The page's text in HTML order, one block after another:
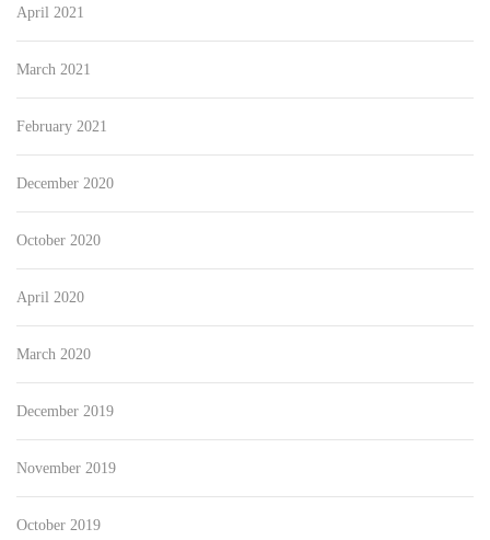
April 2021
March 2021
February 2021
December 2020
October 2020
April 2020
March 2020
December 2019
November 2019
October 2019